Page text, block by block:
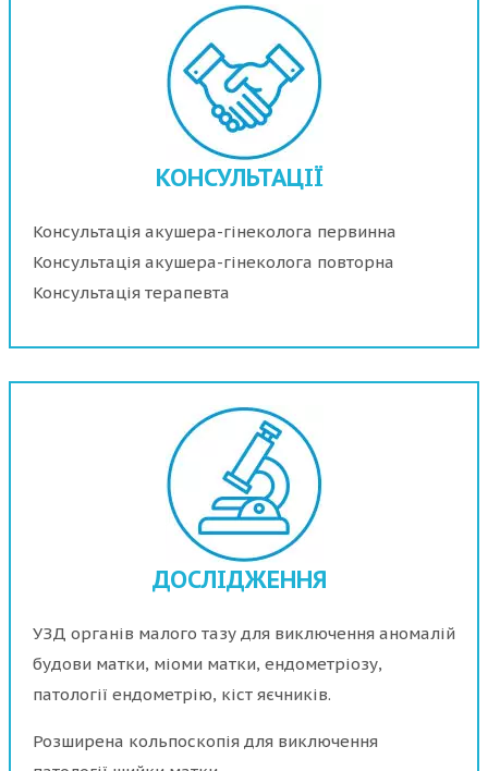
КОНСУЛЬТАЦІЇ
Консультація акушера-гінеколога первинна
Консультація акушера-гінеколога повторна
Консультація терапевта
ДОСЛІДЖЕННЯ
УЗД органів малого тазу для виключення аномалій
будови матки, міоми матки, ендометріозу,
патології ендометрію, кіст яєчників.
Розширена кольпоскопія для виключення